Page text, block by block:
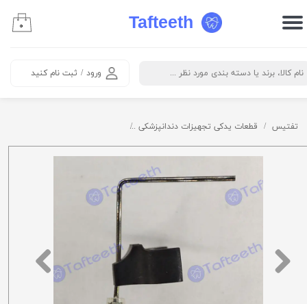
Tafteeth
ورود / ثبت نام کنید
حساب کاربری من
خروج از حساب کاربری
۰
تفتیس قطعات یدکی تجهیزات دندانپزشکی